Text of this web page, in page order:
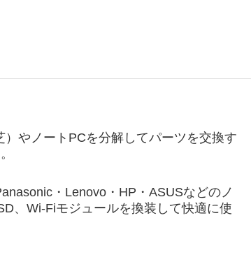
やノートPCを分解してパーツを交換す
・Lenovo・HP・ASUSなどのノ
、Wi-Fiモジュールを換装して快適に使